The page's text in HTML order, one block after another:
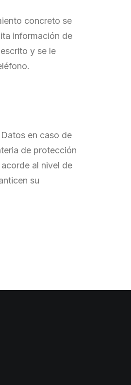
concreto se
información de
y se le
en caso de
de protección
al nivel de
su